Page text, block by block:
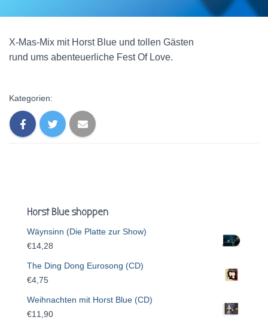
T
E
X-Mas-Mix mit Horst Blue und tollen Gästen
rund ums abenteuerliche Fest Of Love.
Kategorien:
Horst Blue shoppen
Wäynsinn (Die Platte zur Show)
€14,28
The Ding Dong Eurosong (CD)
€4,75
Weihnachten mit Horst Blue (CD)
€11,90